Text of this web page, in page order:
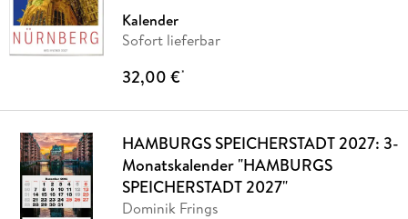
Kalender
Sofort lieferbar
32,00 €*
HAMBURGS SPEICHERSTADT 2027: 3-
Monatskalender "HAMBURGS
SPEICHERSTADT 2027"
Dominik Frings